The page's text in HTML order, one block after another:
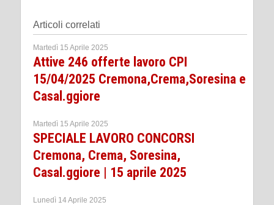
Articoli correlati
Martedì 15 Aprile 2025
Attive 246 offerte lavoro CPI
15/04/2025 Cremona,Crema,Soresina e
Casal.ggiore
Martedì 15 Aprile 2025
SPECIALE LAVORO CONCORSI
Cremona, Crema, Soresina,
Casal.ggiore | 15 aprile 2025
Lunedì 14 Aprile 2025